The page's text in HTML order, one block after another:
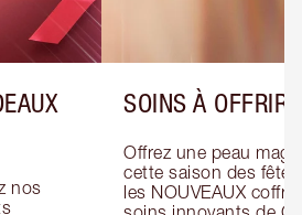
nos
SOINS À OFFRIR
Offrez une peau
cette saison des fêtes
les NOUVEAUX